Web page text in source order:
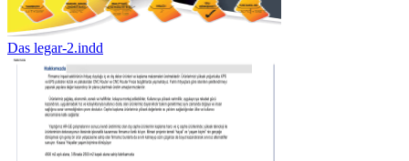
Das legar-2.indd